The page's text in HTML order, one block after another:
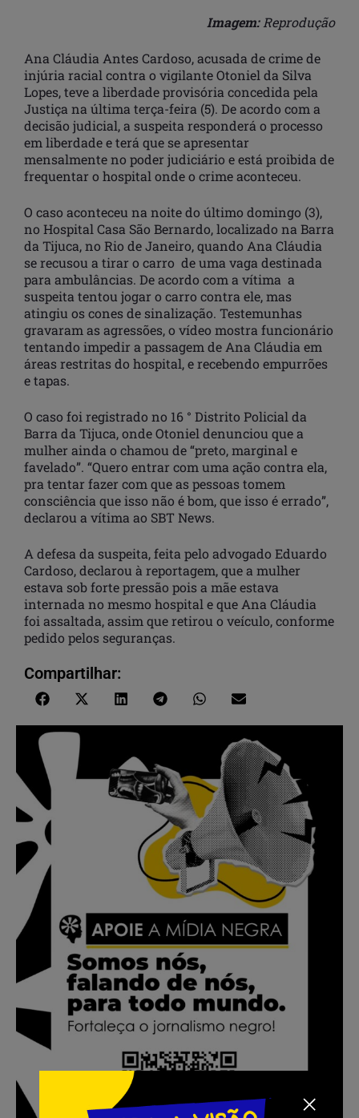
Imagem: Reprodução
Ana Cláudia Antes Cardoso, acusada de crime de
injúria racial contra o vigilante Otoniel da Silva
Lopes, teve a liberdade provisória concedida pela
Justiça na última terça-feira (5). De acordo com a
decisão judicial, a suspeita responderá o processo
em liberdade e terá que se apresentar
mensalmente no poder judiciário e está proibida de
frequentar o hospital onde o crime aconteceu.
O caso aconteceu na noite do último domingo (3),
no Hospital Casa São Bernardo, localizado na Barra
da Tijuca, no Rio de Janeiro, quando Ana Cláudia
se recusou a tirar o carro de uma vaga destinada
para ambulâncias. De acordo com a vítima a
suspeita tentou jogar o carro contra ele, mas
atingiu os cones de sinalização. Testemunhas
gravaram as agressões, o vídeo mostra funcionário
tentando impedir a passagem de Ana Cláudia em
áreas restritas do hospital, e recebendo empurrões
e tapas.
O caso foi registrado no 16 ° Distrito Policial da
Barra da Tijuca, onde Otoniel denunciou que a
mulher ainda o chamou de “preto, marginal e
favelado”. “Quero entrar com uma ação contra ela,
pra tentar fazer com que as pessoas tomem
consciência que isso não é bom, que isso é errado”,
declarou a vítima ao SBT News.
A defesa da suspeita, feita pelo advogado Eduardo
Cardoso, declarou à reportagem, que a mulher
estava sob forte pressão pois a mãe estava
internada no mesmo hospital e que Ana Cláudia
foi assaltada, assim que retirou o veículo, conforme
pedido pelos seguranças.
Compartilhar: